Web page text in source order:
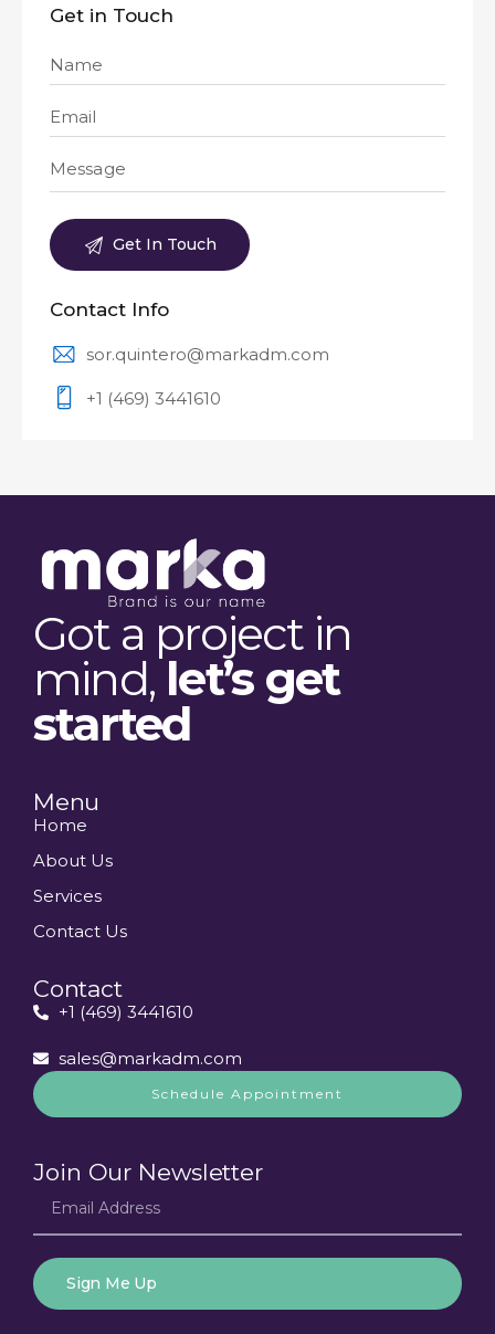
Get in Touch
Contact Info
sor.quintero@markadm.com
+1 (469) 3441610
Got a project in
mind, let’s get
started
Menu
Home
About Us
Services
Contact Us
Contact
+1 (469) 3441610
sales@markadm.com
Schedule Appointment
Join Our Newsletter
Sign Me Up